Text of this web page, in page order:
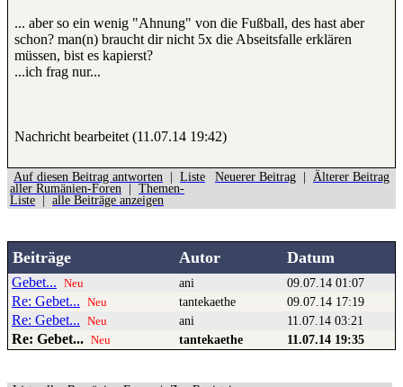
... aber so ein wenig "Ahnung" von die Fußball, des hast aber
schon? man(n) braucht dir nicht 5x die Abseitsfalle erklären
müssen, bist es kapierst?
...ich frag nur...
Nachricht bearbeitet (11.07.14 19:42)
Auf diesen Beitrag antworten
Liste
aller Rumänien-Foren
Themen-
Liste
alle Beiträge anzeigen
Neuerer Beitrag Älterer Beitrag
Beiträge Autor Datum
Gebet... Neu ani 09.07.14 01:07
Re: Gebet... Neu tantekaethe 09.07.14 17:19
Re: Gebet... Neu ani 11.07.14 03:21
Re: Gebet... Neu tantekaethe 11.07.14 19:35